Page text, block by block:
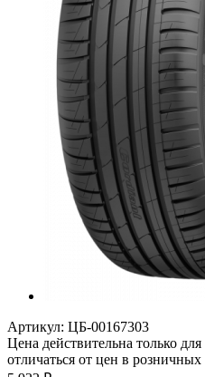
Артикул: ЦБ-00167303
Цена действительна только
отличаться от цен в розничных